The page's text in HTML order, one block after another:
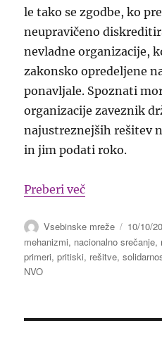
le tako se zgodbe, ko
neupravičeno
nevladne organizacije,
zakonsko opredeljene
ponavljale. Spoznati
organizacije zaveznik
najustreznejših rešitev
in jim podati roko.
Preberi več“Vlada mora
Avtor
Vsebinske mreže
dne
10/10/
mehanizmi, nacionalno srečanje,
primeri,pritiski, rešitve,
NVO